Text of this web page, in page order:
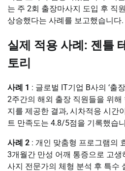
는 주 2회 출장마사지 도입 후 직
상승했다는 사례를 보고했습니다.
실제 적용 사례: 젠틀
토리
사례 1 : 글로벌 IT기업 B사의 ‘출
2주간의 해외 출장 직원들을 위
지를 제공한 결과, 시차적응 시간
트 만족도는 4.8/5점을 기록했습
사례 2 : 개인 맞춤형 프로그램의
3개월간 만성 어깨 통증으로 고
사지 전문가의 체형 분석 후 특수